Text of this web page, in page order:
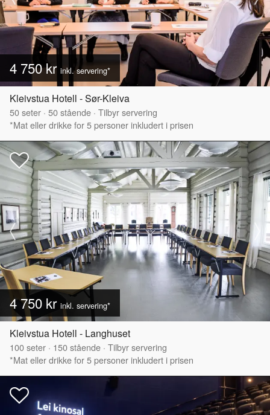
4 750 kr inkl. servering*
Kleivstua Hotell - Sør-Kleiva
50seter · 50stående · Tilbyr servering
*Mat eller drikke for 5 personer inkludert i prisen
4 750 kr inkl. servering*
Kleivstua Hotell - Langhuset
100seter · 150stående · Tilbyr servering
*Mat eller drikke for 5 personer inkludert i prisen